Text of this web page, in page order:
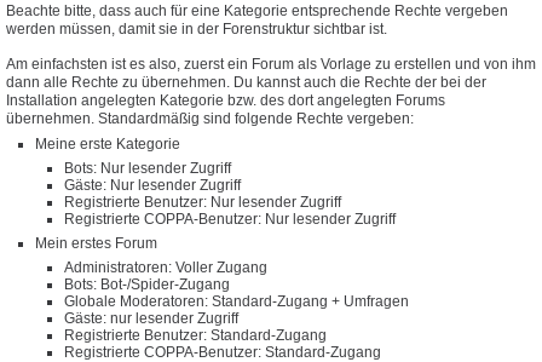
Beachte bitte, dass auch für eine Kategorie entsprechende Rechte vergeben
werden müssen, damit sie in der Forenstruktur sichtbar ist.
Am einfachsten ist es also, zuerst ein Forum als Vorlage zu erstellen und von ihm
dann alle Rechte zu übernehmen. Du kannst auch die Rechte der bei der
Installation angelegten Kategorie bzw. des dort angelegten Forums
übernehmen. Standardmäßig sind folgende Rechte vergeben:
Meine erste Kategorie
Bots: Nur lesender Zugriff
Gäste: Nur lesender Zugriff
Registrierte Benutzer: Nur lesender Zugriff
Registrierte COPPA-Benutzer: Nur lesender Zugriff
Mein erstes Forum
Administratoren: Voller Zugang
Bots: Bot-/Spider-Zugang
Globale Moderatoren: Standard-Zugang + Umfragen
Gäste: nur lesender Zugriff
Registrierte Benutzer: Standard-Zugang
Registrierte COPPA-Benutzer: Standard-Zugang